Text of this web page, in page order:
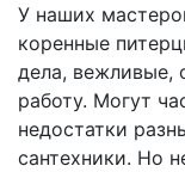
У наших
коренные
дела, вежливые,
работу. Могут
недостатки
сантехники. Но